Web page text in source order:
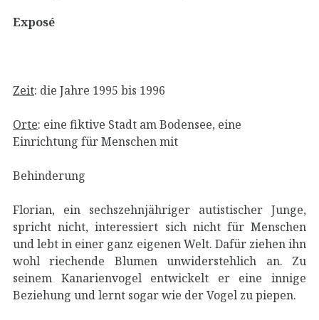
Exposé
Zeit: die Jahre 1995 bis 1996
Orte: eine fiktive Stadt am Bodensee, eine
Einrichtung für Menschen mit
Behinderung
Florian, ein sechszehnjähriger autistischer Junge,
spricht nicht, interessiert sich nicht für Menschen
und lebt in einer ganz eigenen Welt. Dafür ziehen ihn
wohl riechende Blumen unwiderstehlich an. Zu
seinem Kanarienvogel entwickelt er eine innige
Beziehung und lernt sogar wie der Vogel zu piepen.